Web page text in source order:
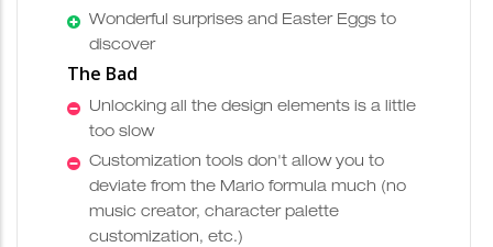
Wonderful surprises and Easter Eggs to
discover
The Bad
Unlocking all the design elements is a little
too slow
Customization tools don't allow you to
deviate from the Mario formula much (no
music creator, character palette
customization, etc.)